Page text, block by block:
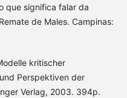
que significa falar da
de Males. Campinas:
kritischer
Perspektiven der
Verlag, 2003. 394p.